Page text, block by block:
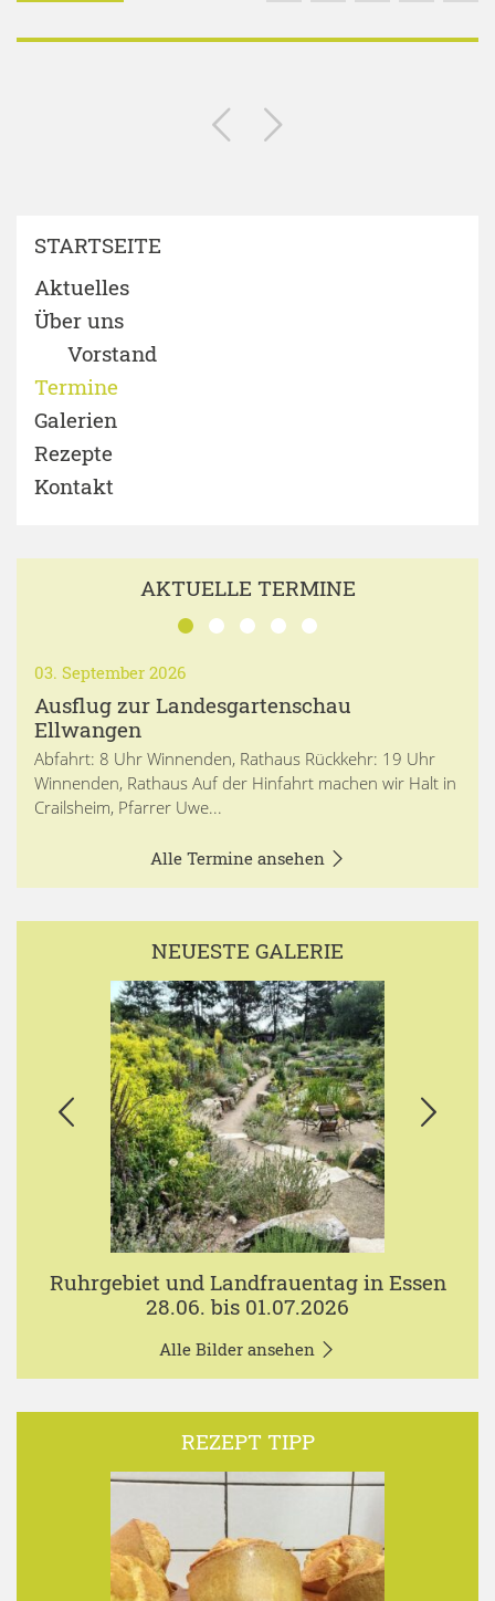
STARTSEITE
Aktuelles
Über uns
Vorstand
Termine
Galerien
Rezepte
Kontakt
AKTUELLE TERMINE
03. September 2026
Ausflug zur Landesgartenschau
Ellwangen
Abfahrt: 8 Uhr Winnenden, Rathaus Rückkehr: 19 Uhr
Winnenden, Rathaus Auf der Hinfahrt machen wir Halt in
Crailsheim, Pfarrer Uwe...
Alle Termine ansehen
NEUESTE GALERIE
Ruhrgebiet und Landfrauentag in Essen
28.06. bis 01.07.2026
Alle Bilder ansehen
REZEPT TIPP